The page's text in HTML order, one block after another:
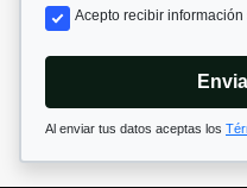
Acepto recibir
Al enviar tus datos aceptas los